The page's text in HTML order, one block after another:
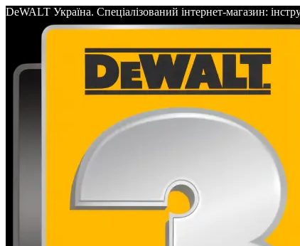
DeWALT Україна. Спеціалізований інтернет-магазин: